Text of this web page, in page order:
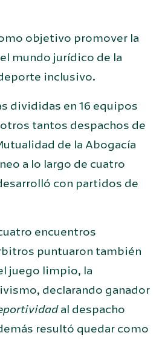
objetivo promover la
mundo jurídico de la
inclusivo.
divididas en 16 equipos
tantos despachos de
de la Abogacía
a lo largo de cuatro
con partidos de
encuentros
puntuaron también
juego limpio, la
declarando ganador
al despacho
resultó quedar como